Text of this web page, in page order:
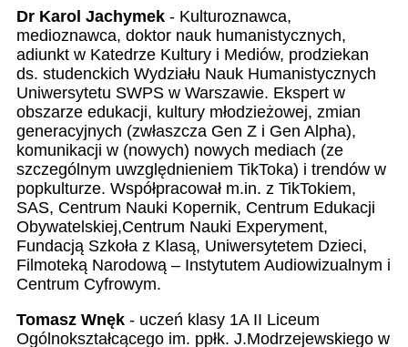
Dr Karol Jachymek - Kulturoznawca,
medioznawca, doktor nauk humanistycznych,
adiunkt w Katedrze Kultury i Mediów, prodziekan
ds. studenckich Wydziału Nauk Humanistycznych
Uniwersytetu SWPS w Warszawie. Ekspert w
obszarze edukacji, kultury młodzieżowej, zmian
generacyjnych (zwłaszcza Gen Z i Gen Alpha),
komunikacji w (nowych) nowych mediach (ze
szczególnym uwzględnieniem TikToka) i trendów w
popkulturze. Współpracował m.in. z TikTokiem,
SAS, Centrum Nauki Kopernik, Centrum Edukacji
Obywatelskiej,Centrum Nauki Experyment,
Fundacją Szkoła z Klasą, Uniwersytetem Dzieci,
Filmoteką Narodową – Instytutem Audiowizualnym i
Centrum Cyfrowym.
Tomasz Wnęk - uczeń klasy 1A II Liceum
Ogólnokształcącego im. ppłk. J.Modrzejewskiego w